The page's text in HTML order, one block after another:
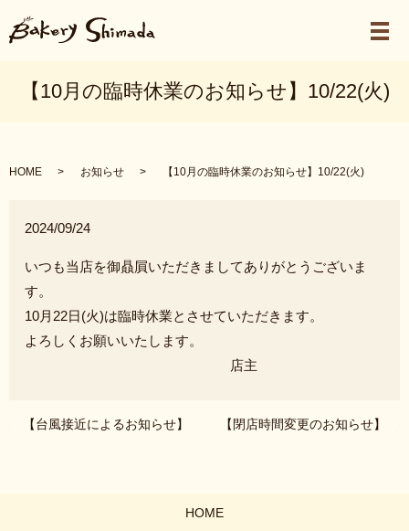
メ
【10月の臨時休業のお知らせ】10/22(火)
HOME お知らせ 【10月の臨時休業のお知らせ】10/22(火)
2024/09/24
いつも当店を御贔屓いただきましてありがとうございま
す。
10月22日(火)は臨時休業とさせていただきます。
よろしくお願いいたします。
店主
【台風接近によるお知らせ】 【閉店時間変更のお知らせ】
HOME